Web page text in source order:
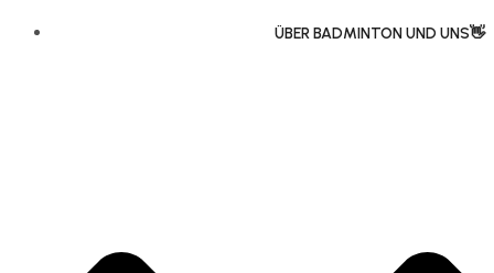
ÜBER BADMINTON UND UNS👋